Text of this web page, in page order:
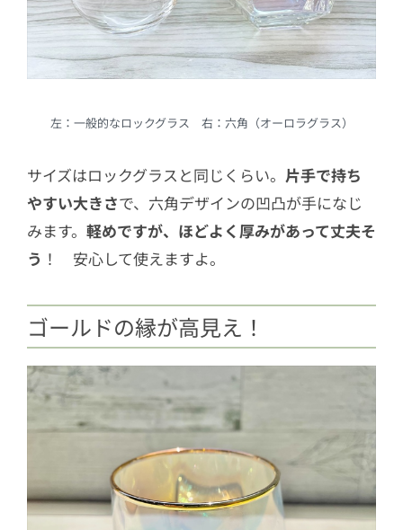
左：一般的なロックグラス 右：六角（オーロラグラス）
サイズはロックグラスと同じくらい。 片手で持ち
やすい大きさで、六角デザインの凹凸が手になじ
みます。 軽めですが、ほどよく厚みがあって丈夫そ
う ！ 安心して使えますよ。
ゴールドの縁が高見え！